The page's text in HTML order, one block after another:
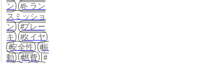
ン
トラン
スミッショ
ン
ブレー
キ
タイヤ
安全性
振
動
燃費